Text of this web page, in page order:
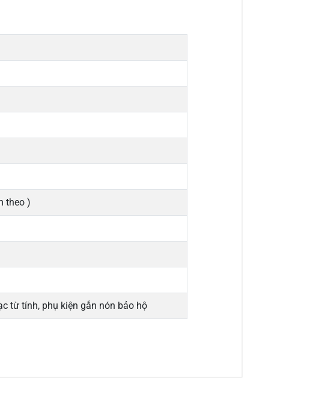
theo )
từ tính, phụ kiện gắn nón bảo hộ